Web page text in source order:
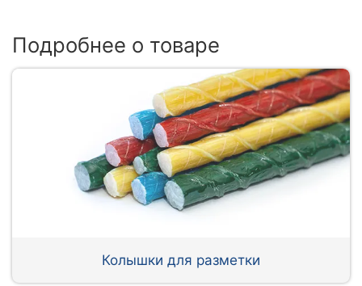
Подробнее о товаре
Колышки для разметки